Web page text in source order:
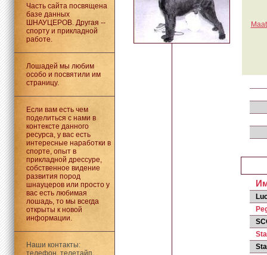
Часть сайта посвящена
базе данных
ШНАУЦЕРОВ. Другая --
спорту и прикладной
работе.
Лошадей мы любим
особо и посвятили им
страницу.
Если вам есть чем
поделиться с нами в
контексте данного
ресурса, у вас есть
интересные наработки в
спорте, опыт в
прикладной дрессуре,
собственное видение
развития пород
шнауцеров или просто у
вас есть любимая
лошадь, то мы всегда
открыты к новой
информации.
Наши контакты:
телефон, телетайп,